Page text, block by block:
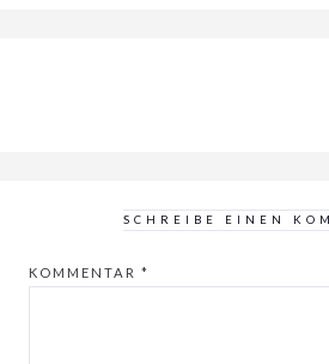
SCHREIBE EINEN
KOMMENTAR *